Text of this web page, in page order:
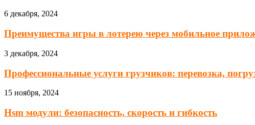
6 декабря, 2024
Преимущества игры в лотерею через мобильное
3 декабря, 2024
Профессиональные услуги грузчиков: перевозка,
15 ноября, 2024
Hsm модули: безопасность, скорость и гибкость